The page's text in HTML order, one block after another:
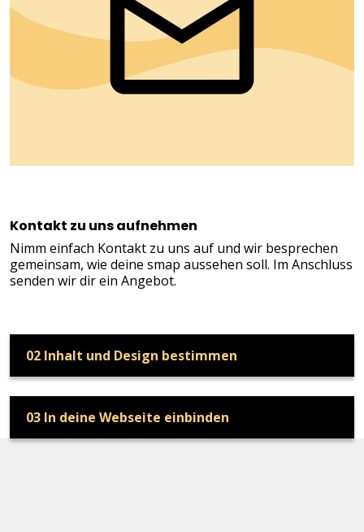
Kontakt zu uns aufnehmen
Nimm einfach Kontakt zu uns auf und wir besprechen
gemeinsam, wie deine smap aussehen soll. Im Anschluss
senden wir dir ein Angebot.
02 Inhalt und Design bestimmen
03 In deine Webseite einbinden